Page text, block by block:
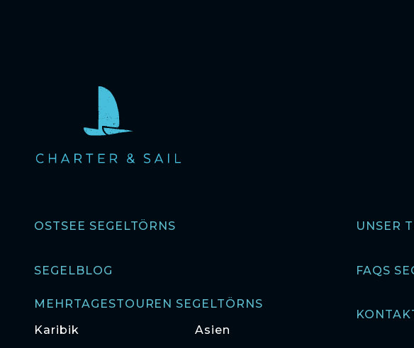
OSTSEE SEGELTÖRNS
SEGELBLOG
MEHRTAGESTOUREN SEGELTÖRNS
Karibik
Asien
UNSER
FAQS